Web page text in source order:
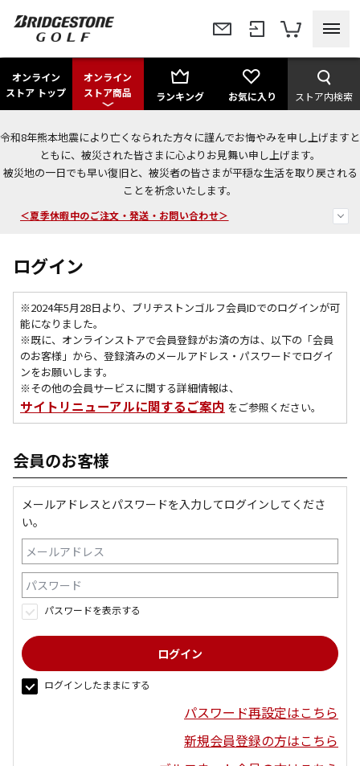
オンライン
ストア トップ
オンライン
ストア商品
ランキング お気に入り ストア内検索
令和8年熊本地震により亡くなられた方々に謹んでお悔やみを申し上げますと
ともに、被災された皆さまに心よりお見舞い申し上げます。
被災地の一日でも早い復旧と、被災者の皆さまが平穏な生活を取り戻される
ことを祈念いたします。
今なら新規会員登録で1,000円OFFクーポンプレゼント！
＜商品配送に関するお知らせ＞
＜夏季休暇中のご注文・発送・お問い合わせ＞
ログイン
※2024年5月28日より、ブリヂストンゴルフ会員IDでのログインが可
能になりました。
※既に、 オンラインストアで会員登録がお済の方は、以下の「会員
のお客様」から、登録済みのメールアドレス・パスワードでログイ
ンをお願いします。
※その他の会員サービスに関する詳細情報は、
サイトリニューアルに関するご案内 をご参照ください。
会員のお客様
メールアドレスとパスワードを入力してログインしてくださ
い。
パスワードを表示する
ログインしたままにする
パスワード再設定はこちら
新規会員登録の方はこちら